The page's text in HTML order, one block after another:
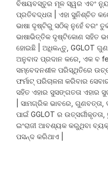
ବିଷୟବସ୍ତୁର ମୂଳ ସ୍ୱର ଏବଂ
ପ୍ରତିବଦ୍ଧତା | ଏହା ସୁନିଶ୍ଚିତ
ଭାଷା ଦୃଷ୍ଟିରୁ ସଠିକ୍ ନୁହେଁ ବରଂ
ଭାଷାଭିତ୍ତିକ ଦୃଷ୍ଟିକୋଣ ସହିତ
ହୋଇଛି | ଅଧିକନ୍ତୁ, GGLOT
ଅନୁବାଦ ପ୍ରଦାନ କରେ, ଏକ ବ
ସମ୍ବେଦନଶୀଳ ପରିସ୍ଥିତିରେ
ଫର୍ମାଟ୍ ପରିଚାଳନା କରିବାର
ସହିତ ଏହାର ସୁସଙ୍ଗତତା ଏହାର
| ସାମଗ୍ରିକ ଭାବରେ, ଗୁଣବତ୍ତା,
ପାଇଁ GGLOT ର
ଇଂରାଜୀ ଆବଶ୍ୟକ କରୁଥିବା
ପସନ୍ଦ କରିଥାଏ |